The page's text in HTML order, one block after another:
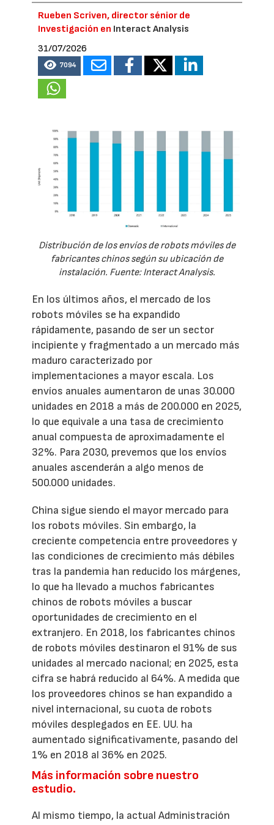
Rueben Scriven, director sénior de
Investigación en Interact Analysis
31/07/2026
7094
Distribución de los envíos de robots móviles de
fabricantes chinos según su ubicación de
instalación. Fuente: Interact Analysis.
En los últimos años, el mercado de los
robots móviles se ha expandido
rápidamente, pasando de ser un sector
incipiente y fragmentado a un mercado más
maduro caracterizado por
implementaciones a mayor escala. Los
envíos anuales aumentaron de unas 30.000
unidades en 2018 a más de 200.000 en 2025,
lo que equivale a una tasa de crecimiento
anual compuesta de aproximadamente el
32%. Para 2030, prevemos que los envíos
anuales ascenderán a algo menos de
500.000 unidades.
China sigue siendo el mayor mercado para
los robots móviles. Sin embargo, la
creciente competencia entre proveedores y
las condiciones de crecimiento más débiles
tras la pandemia han reducido los márgenes,
lo que ha llevado a muchos fabricantes
chinos de robots móviles a buscar
oportunidades de crecimiento en el
extranjero. En 2018, los fabricantes chinos
de robots móviles destinaron el 91% de sus
unidades al mercado nacional; en 2025, esta
cifra se habrá reducido al 64%. A medida que
los proveedores chinos se han expandido a
nivel internacional, su cuota de robots
móviles desplegados en EE. UU. ha
aumentado significativamente, pasando del
1% en 2018 al 36% en 2025.
Más información sobre nuestro
estudio.
Al mismo tiempo, la actual Administración